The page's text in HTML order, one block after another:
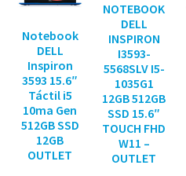
Notebook
DELL
Inspiron
3593 15.6″
Táctil i5
10ma Gen
512GB SSD
12GB
OUTLET
NOTEBOOK
DELL
INSPIRON
I3593-
5568SLV I5-
1035G1
12GB 512GB
SSD 15.6″
TOUCH FHD
W11 –
OUTLET